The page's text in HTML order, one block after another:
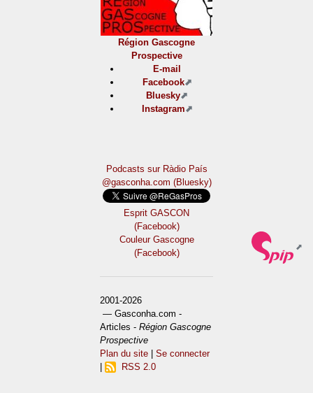
Région Gascogne
Prospective
E-mail
Facebook
Bluesky
Instagram
Podcasts sur Ràdio País
@gasconha.com (Bluesky)
Esprit GASCON
(Facebook)
Couleur Gascogne
(Facebook)
2001-2026
— Gasconha.com -
Articles -Région Gascogne
Prospective
Plan du site |Se connecter
RSS 2.0